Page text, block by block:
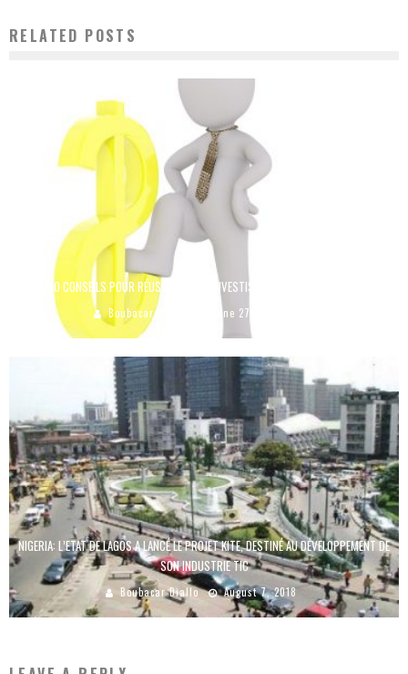
RELATED POSTS
10 CONSEILS POUR RÉUSSIR VOTRE INVESTISSEMENT DANS LES PME
Boubacar Diallo June 27, 2017
NIGERIA: L’ETAT DE LAGOS A LANCÉ LE PROJET KITE, DESTINÉ AU DÉVELOPPEMENT DE
SON INDUSTRIE TIC
Boubacar Diallo August 7, 2018